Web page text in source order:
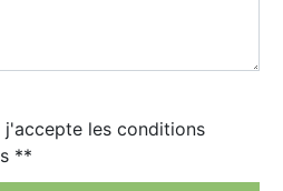
les conditions
**